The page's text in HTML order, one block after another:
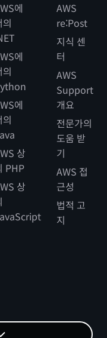
에
의
에
의
에
의
상
PHP
상
AWS
re:Post
지식 센
터
AWS
Support
개요
전문가의
도움 받
기
AWS 접
근성
법적 고
지